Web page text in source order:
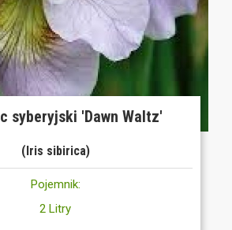
syberyjski 'Dawn Waltz'
(Iris sibirica)
Pojemnik:
2 Litry